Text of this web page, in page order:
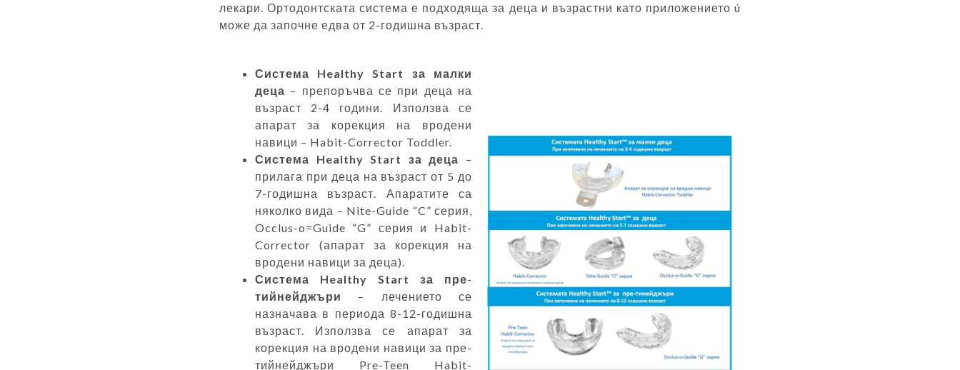
лекари. Ортодонтската система е подходяща за деца и възрастни като приложението ú
може да започне едва от 2-годишна възраст.
Система Healthy Start
за малки
деца – препоръчва се при деца на
възраст 2-4 години. Използва се
апарат за корекция на вродени
навици – Habit-Corrector Toddler.
Система Healthy Start за деца –
прилага при деца на възраст от 5 до
7-годишна възраст. Апаратите са
няколко вида – Nite-Guide “C” серия,
Occlus-o=Guide “G” серия и Habit-
Corrector (апарат за корекция на
вродени навици за деца).
Система Healthy Start
за пре-
тийнейджъри
– лечението се
назначава в периода 8-12-годишна
възраст. Използва се апарат за
корекция на вродени навици за пре-
тийнейджъри Pre-Teen Habit-